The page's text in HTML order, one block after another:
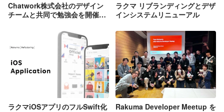
Chatwork株式会社のデザイン
チームと共同で勉強会を開催し
ラクマ リブランディングとデザ
インシステムリニューアル
ラクマiOSアプリのフルSwift化
Rakuma Developer Meetup を